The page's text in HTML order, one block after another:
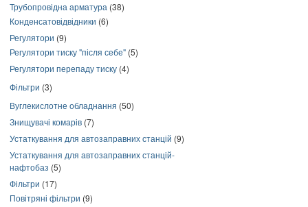
Трубопровідна арматура (38)
Конденсатовідвідники (6)
Регулятори (9)
Регулятори тиску "після себе" (5)
Регулятори перепаду тиску (4)
Фільтри (3)
Вуглекислотне обладнання (50)
Знищувачі комарів (7)
Устаткування для автозаправних станцій (9)
Устаткування для автозаправних станцій-
нафтобаз (5)
Фільтри (17)
Повітряні фільтри (9)